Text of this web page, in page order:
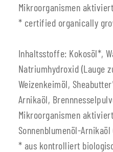
Mikroorganismen
* certified organically
Inhaltsstoffe: Kokosöl*,
Natriumhydroxid (Lauge
Weizenkeimöl,
Arnikaöl,
Mikroorganismen
Sonnenblumenöl-
* aus kontrolliert